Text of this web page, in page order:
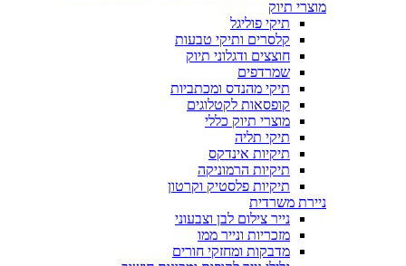
מוצרי תיוק
תיקי פוליגל
קלסרים ותיקי טבעות
חוצצים ודגלוני תיוק
שמרדפים
תיקי מהנדס ומכתביות
קופסאות לקטלוגים
מוצרי תיוק כללי
תיקי תליה
תיקיות אינדקס
תיקיות הרמוניקה
תיקיות פלסטיק וקרטון
ניירת משרדית
נייר צילום לבן וצבעוני
מזכריות ונייר ממו
מדבקות ומחזקי חורים